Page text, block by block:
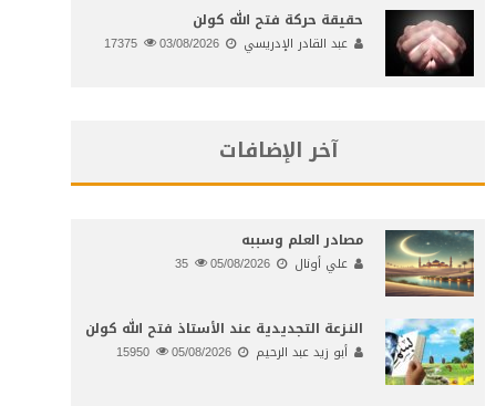
حقيقة حركة فتح الله كولن
عبد القادر الإدريسي 03/08/2026
آخر الإضافات
مصادر العلم وسببه
علي أونال 05/08/2026
النـزعة التجديدية عند الأستاذ فتح الله كولن
أبو زيد عبد الرحيم 05/08/2026